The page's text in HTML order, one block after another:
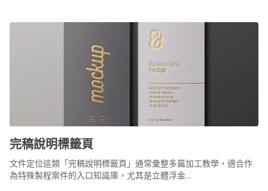
完稿說明標籤頁
文件定位這類「完稿說明標籤頁」通常彙整多篇加工教學，適合作
為特殊製程案件的入口知識庫，尤其是立體浮金...